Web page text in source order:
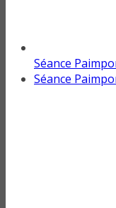
Séance
Séance